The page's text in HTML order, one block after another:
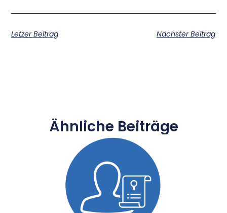
Letzer Beitrag Nächster Beitrag
Ähnliche Beiträge